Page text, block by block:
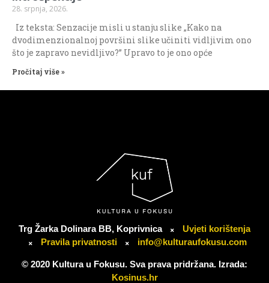
28. srpnja, 2026.
Iz teksta: Senzacije misli u stanju slike „Kako na
dvodimenzionalnoj površini slike učiniti vidljivim ono
što je zapravo nevidljivo?” Upravo to je ono opće
Pročitaj više »
Trg Žarka Dolinara BB, Koprivnica
Uvjeti korištenja
Pravila privatnosti
info@kulturaufokusu.com
© 2020 Kultura u Fokusu. Sva prava pridržana. Izrada:
Kosinus.hr